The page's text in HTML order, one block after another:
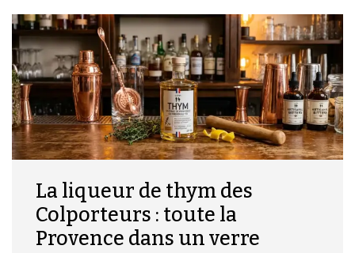
La liqueur de thym des
Colporteurs : toute la
Provence dans un verre